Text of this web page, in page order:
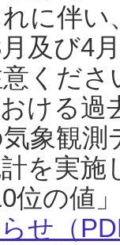
に伴い
及び4
くだ
ける過
気象観
を実
位の値
せ（